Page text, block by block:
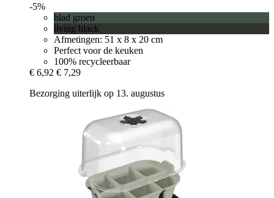
-5%
blad groen
living black
Afmetingen: 51 x 8 x 20 cm
Perfect voor de keuken
100% recycleerbaar
€ 6,92 € 7,29
Bezorging uiterlijk op 13. augustus